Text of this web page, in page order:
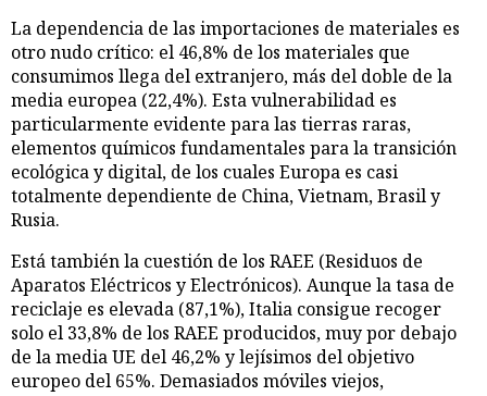
La dependencia de las importaciones de materiales es
otro nudo crítico: el 46,8% de los materiales que
consumimos llega del extranjero, más del doble de la
media europea (22,4%). Esta vulnerabilidad es
particularmente evidente para las tierras raras,
elementos químicos fundamentales para la transición
ecológica y digital, de los cuales Europa es casi
totalmente dependiente de China, Vietnam, Brasil y
Rusia.
Está también la cuestión de los RAEE (Residuos de
Aparatos Eléctricos y Electrónicos). Aunque la tasa de
reciclaje es elevada (87,1%), Italia consigue recoger
solo el 33,8% de los RAEE producidos, muy por debajo
de la media UE del 46,2% y lejísimos del objetivo
europeo del 65%. Demasiados móviles viejos,